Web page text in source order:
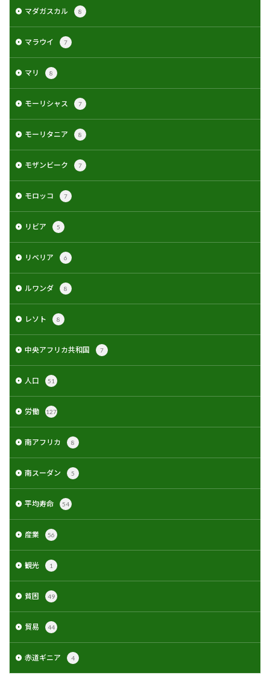
マダガスカル 8
マラウイ 7
マリ 8
モーリシャス 7
モーリタニア 8
モザンビーク 7
モロッコ 7
リビア 5
リベリア 6
ルワンダ 8
レソト 8
中央アフリカ共和国 7
人口 51
労働 127
南アフリカ 8
南スーダン 5
平均寿命 54
産業 56
観光 1
貧困 49
貿易 44
赤道ギニア 4